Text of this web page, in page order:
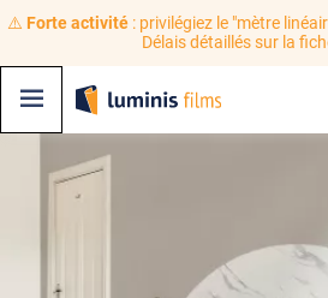
⚠️ Forte activité: privilégiez le "mètre
Délais détaillés sur la